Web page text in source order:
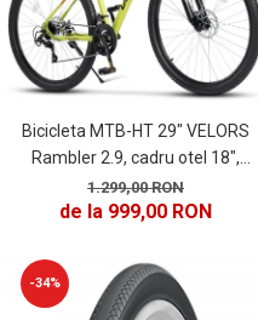
Bicicleta MTB-HT 29" VELORS
Rambler 2.9, cadru otel 18",
manete secventiale, frane disc, 21
viteze, verde
1.299,00 RON
de la 999,00 RON
-34%